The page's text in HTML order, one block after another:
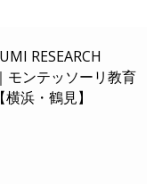
RESEARCH
モンテッソーリ教育
浜・鶴見】